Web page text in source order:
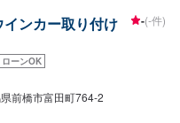
業員です。お客様の愛車をご安
りにご納得いただければ作業開
込みについて-----------パーツの
い致します。【定休日・営業時
ンカー取り付け -(-件)
ローンOK
前橋市富田町764-2